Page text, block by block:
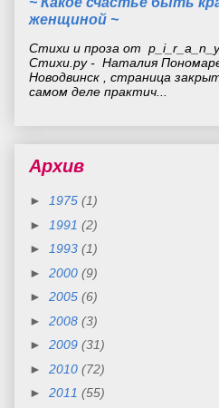
женщиной ~
Стихи и проза от
Стихи.ру - Наталия
Новодвинск , страница
самом деле практич...
Архив
► 1975 (1)
►
1991 (2)
►
1993 (1)
► 2000 (9)
► 2005 (6)
► 2008 (3)
► 2009 (31)
► 2010 (72)
► 2011 (55)